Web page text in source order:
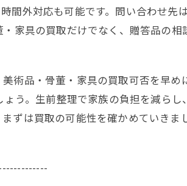
間外対応も可能です。問い合わせ先
家具の買取だけでなく、贈答品の相
術品・骨董・家具の買取可否を早め
う。生前整理で家族の負担を減ら
ずは買取の可能性を確かめていきま